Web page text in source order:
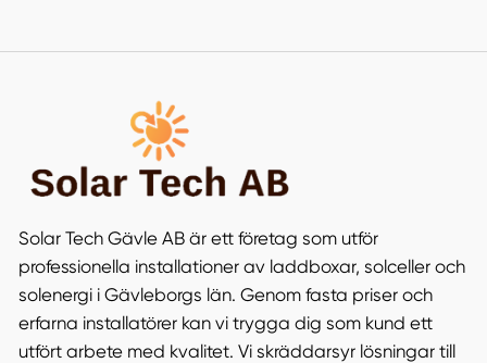
Solar Tech Gävle AB är ett företag som utför
professionella installationer av laddboxar, solceller och
solenergi i Gävleborgs län. Genom fasta priser och
erfarna installatörer kan vi trygga dig som kund ett
utfört arbete med kvalitet. Vi skräddarsyr lösningar till